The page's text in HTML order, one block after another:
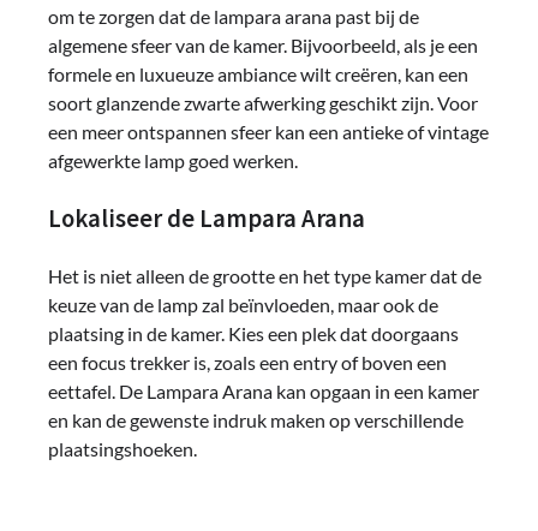
om te zorgen dat de lampara arana past bij de
algemene sfeer van de kamer. Bijvoorbeeld, als je een
formele en luxueuze ambiance wilt creëren, kan een
soort glanzende zwarte afwerking geschikt zijn. Voor
een meer ontspannen sfeer kan een antieke of vintage
afgewerkte lamp goed werken.
Lokaliseer de Lampara Arana
Het is niet alleen de grootte en het type kamer dat de
keuze van de lamp zal beïnvloeden, maar ook de
plaatsing in de kamer. Kies een plek dat doorgaans
een focus trekker is, zoals een entry of boven een
eettafel. De Lampara Arana kan opgaan in een kamer
en kan de gewenste indruk maken op verschillende
plaatsingshoeken.